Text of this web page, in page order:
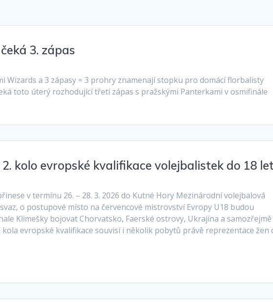
3. zápas
Wizards a 3 zápasy = 3 prohry znamenají stopku pro domácí florbalisty
toto úterý rozhodující třetí zápas s pražskými Panterkami v osmifinále
kolo evropské kvalifikace volejbalistek do 18
v termínu 26. – 28. 3. 2026 do Kutné Hory Mezinárodní volejbalová
o postupové místo na červencové mistrovství Evropy U18 budou
Klimešky bojovat Chorvatsko, Faerské ostrovy, Ukrajina a samozřejmě
kola evropské kvalifikace souvisí i několik pobytů právě reprezentace žen